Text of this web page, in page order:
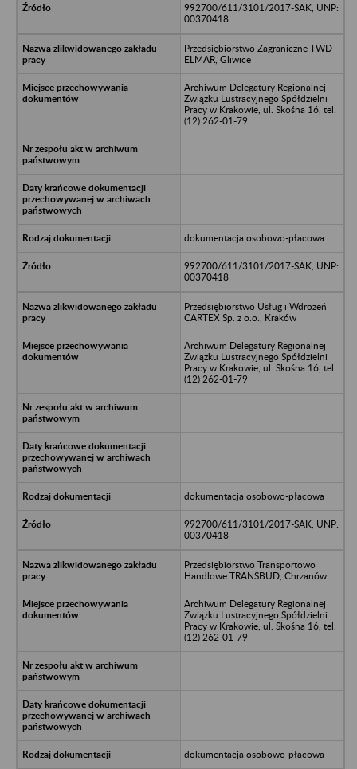
992700/611/3101/2017-SAK, UNP:
00370418
Przedsiębiorstwo Zagraniczne TWD
ELMAR, Gliwice
Archiwum Delegatury Regionalnej
Związku Lustracyjnego Spółdzielni
Pracy w Krakowie, ul. Skośna 16, tel.
(12) 262-01-79
dokumentacja osobowo-płacowa
992700/611/3101/2017-SAK, UNP:
00370418
Przedsiębiorstwo Usług i Wdrożeń
CARTEX Sp. z o.o., Kraków
Archiwum Delegatury Regionalnej
Związku Lustracyjnego Spółdzielni
Pracy w Krakowie, ul. Skośna 16, tel.
(12) 262-01-79
dokumentacja osobowo-płacowa
992700/611/3101/2017-SAK, UNP:
00370418
Przedsiębiorstwo Transportowo
Handlowe TRANSBUD, Chrzanów
Archiwum Delegatury Regionalnej
Związku Lustracyjnego Spółdzielni
Pracy w Krakowie, ul. Skośna 16, tel.
(12) 262-01-79
dokumentacja osobowo-płacowa